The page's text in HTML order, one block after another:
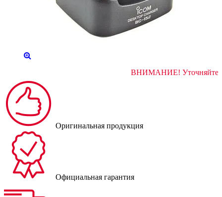
ВНИМАНИЕ!
Оригинальная продукция
Официальная гарантия